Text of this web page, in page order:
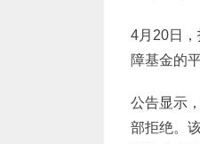
4月20日
障基金的
公告显示
部拒绝。